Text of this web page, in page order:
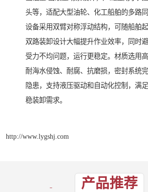
头等，适配大型油轮、化工船舶的多路同
设备采用双臂对称浮动结构，可随船舶起
双路装卸设计大幅提升作业效率，同时
受力不均问题，运行更稳定。材质选用高
耐海水侵蚀、耐腐、抗磨损，密封系统
隐患，支持液压驱动和自动化控制，满
稳装卸需求。
http://www.lygshj.com
产品推荐